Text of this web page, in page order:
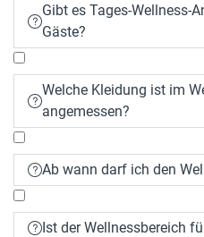

Gibt es Tages-Wellness-
Gäste?

Welche Kleidung ist im
angemessen?
Ab wann darf ich den
Ist der Wellnessbereich